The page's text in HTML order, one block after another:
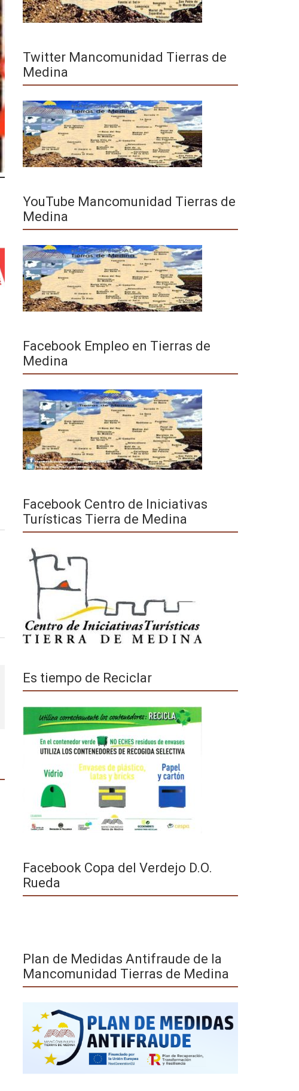
Twitter Mancomunidad Tierras de
Medina
YouTube Mancomunidad Tierras de
Medina
Facebook Empleo en Tierras de
Medina
Facebook Centro de Iniciativas
Turísticas Tierra de Medina
Es tiempo de Reciclar
Facebook Copa del Verdejo D.O.
Rueda
Plan de Medidas Antifraude de la
Mancomunidad Tierras de Medina